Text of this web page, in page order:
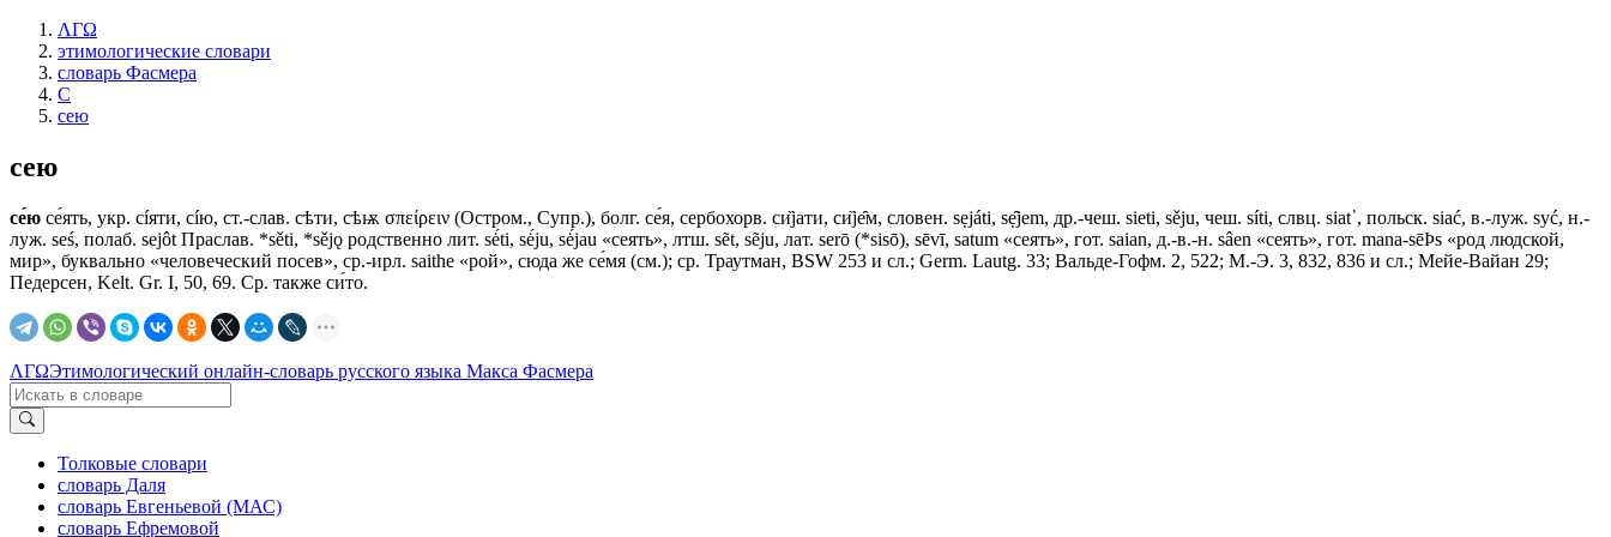
ΛΓΩ
этимологические словари
словарь Фасмера
С
сею
сею
се́ю се́ять, укр. сíяти, сíю, ст.-слав. сѣти, сѣѭ σπείρειν (Остром., Супр.), болг. се́я, сербохорв. си̏jати, си̏jе̑м, словен. sẹjáti, sẹ̑jem, др.-чеш. sieti, sěju, чеш. síti, слвц. siаt᾽, польск. siać, в.-луж. syć, н.-
луж. seś, полаб. sejôt Праслав. *sěti, *sějǫ родственно лит. sė́ti, sė́ju, sė́jau «сеять», лтш. sẽt, sẽju, лат. serō (*sisō), sēvī, satum «сеять», гот. saian, д.-в.-н. sâen «сеять», гот. mana-sēÞs «род людской,
мир», буквально «человеческий посев», ср.-ирл. saithe «рой», сюда же се́мя (см.); ср. Траутман, ВSW 253 и сл.; Germ. Lautg. 33; Вальде-Гофм. 2, 522; М.-Э. 3, 832, 836 и сл.; Мейе-Вайан 29;
Педерсен, Kelt. Gr. I, 50, 69. Ср. также си́то.
ΛΓΩЭтимологический онлайн-словарь русского языка Макса Фасмера
Толковые словари
словарь Даля
словарь Евгеньевой (МАС)
словарь Ефремовой